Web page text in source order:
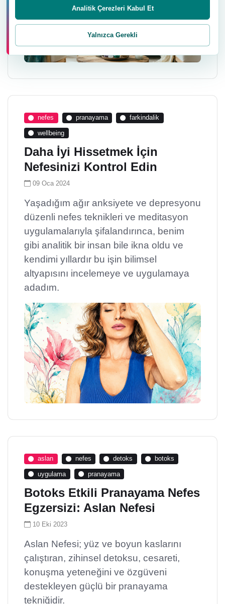
nefes pranayama farkindalik
wellbeing
Daha İyi Hissetmek İçin
Nefesinizi Kontrol Edin
09 Oca 2024
Yaşadığım ağır anksiyete ve depresyonu
düzenli nefes teknikleri ve meditasyon
uygulamalarıyla şifalandırınca, benim
gibi analitik bir insan bile ikna oldu ve
kendimi yıllardır bu işin bilimsel
altyapısını incelemeye ve uygulamaya
adadım.
aslan nefes detoks botoks
uygulama pranayama
Botoks Etkili Pranayama Nefes
Egzersizi: Aslan Nefesi
10 Eki 2023
Aslan Nefesi; yüz ve boyun kaslarını
çalıştıran, zihinsel detoksu, cesareti,
konuşma yeteneğini ve özgüveni
destekleyen güçlü bir pranayama
tekniğidir.
Yalnızca Gerekli
Analitik Çerezleri Kabul Et